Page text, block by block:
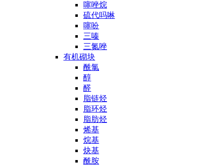
噻唑烷
硫代吗啉
噻吩
三嗪
三氮唑
有机砌块
酰氯
醇
醛
脂链烃
脂环烃
脂肪烃
烯基
烷基
炔基
酰胺